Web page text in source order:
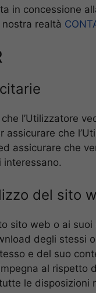
in concessione
realtà
l’Utilizzatore
assicurare che
assicurare che
interessano.
del sito
sito web o ai
degli stessi
e del suo
al
le disposizioni